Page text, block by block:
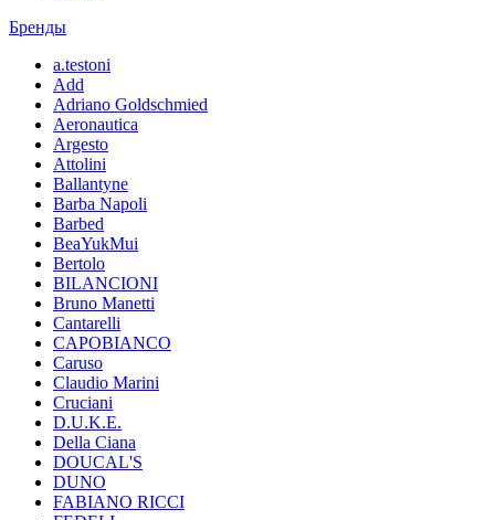
Бренды
a.testoni
Add
Adriano Goldschmied
Aeronautica
Argesto
Attolini
Ballantyne
Barba Napoli
Barbed
BeaYukMui
Bertolo
BILANCIONI
Bruno Manetti
Cantarelli
CAPOBIANCO
Caruso
Claudio Marini
Cruciani
D.U.K.E.
Della Ciana
DOUCAL'S
DUNO
FABIANO RICCI